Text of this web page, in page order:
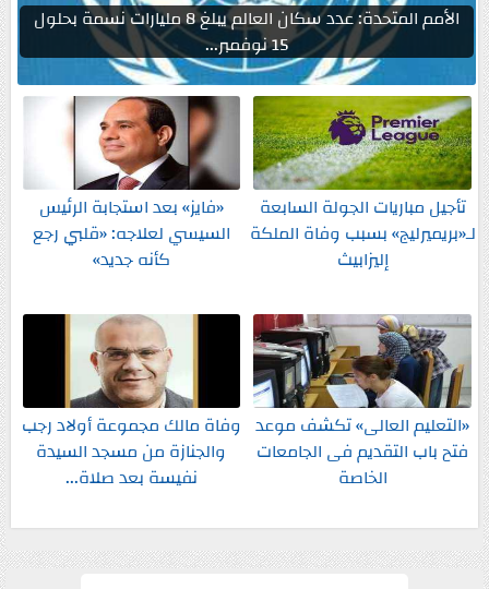
الأمم المتحدة: عدد سكان العالم يبلغ 8 مليارات نسمة بحلول
15 نوفمبر...
تأجيل مباريات الجولة السابعة
لـ«بريميرليج» بسبب وفاة الملكة
إليزابيث
«فايز» بعد استجابة الرئيس
السيسي لعلاجه: «قلبي رجع
كأنه جديد»
«التعليم العالى» تكشف موعد
فتح باب التقديم فى الجامعات
الخاصة
وفاة مالك مجموعة أولاد رجب
والجنازة من مسجد السيدة
نفيسة بعد صلاة...